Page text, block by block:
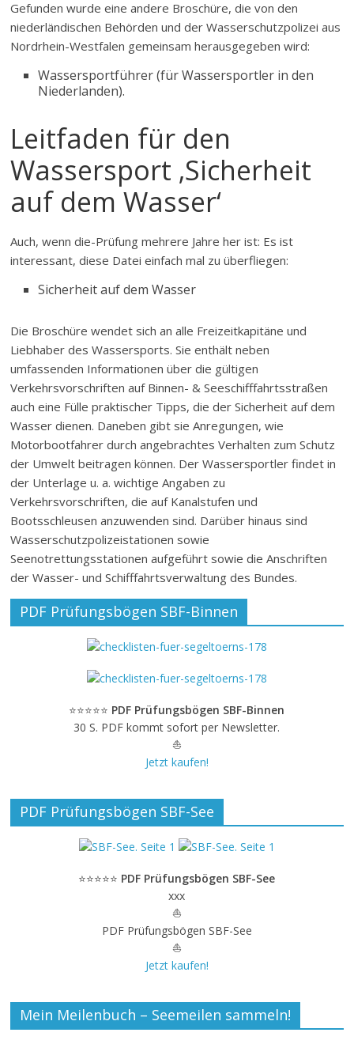
Gefunden wurde eine andere Broschüre, die von den
niederländischen Behörden und der Wasserschutzpolizei aus
Nordrhein-Westfalen gemeinsam herausgegeben wird:
Wassersportführer (für Wassersportler in den
Niederlanden).
Leitfaden für den
Wassersport ‚Sicherheit
auf dem Wasser‘
Auch, wenn die-Prüfung mehrere Jahre her ist: Es ist
interessant, diese Datei einfach mal zu überfliegen:
Sicherheit auf dem Wasser
Die Broschüre wendet sich an alle Freizeitkapitäne und
Liebhaber des Wassersports. Sie enthält neben
umfassenden Informationen über die gültigen
Verkehrsvorschriften auf Binnen- & Seeschifffahrtsstraßen
auch eine Fülle praktischer Tipps, die der Sicherheit auf dem
Wasser dienen. Daneben gibt sie Anregungen, wie
Motorbootfahrer durch angebrachtes Verhalten zum Schutz
der Umwelt beitragen können. Der Wassersportler findet in
der Unterlage u. a. wichtige Angaben zu
Verkehrsvorschriften, die auf Kanalstufen und
Bootsschleusen anzuwenden sind. Darüber hinaus sind
Wasserschutzpolizeistationen sowie
Seenotrettungsstationen aufgeführt sowie die Anschriften
der Wasser- und Schifffahrtsverwaltung des Bundes.
PDF Prüfungsbögen SBF-Binnen
⭐⭐⭐⭐⭐ PDF Prüfungsbögen SBF-Binnen
30 S. PDF kommt sofort per Newsletter.
⛵
Jetzt kaufen!
PDF Prüfungsbögen SBF-See
⭐⭐⭐⭐⭐ PDF Prüfungsbögen SBF-See
xxx
⛵
PDF Prüfungsbögen SBF-See
⛵
Jetzt kaufen!
Mein Meilenbuch – Seemeilen sammeln!